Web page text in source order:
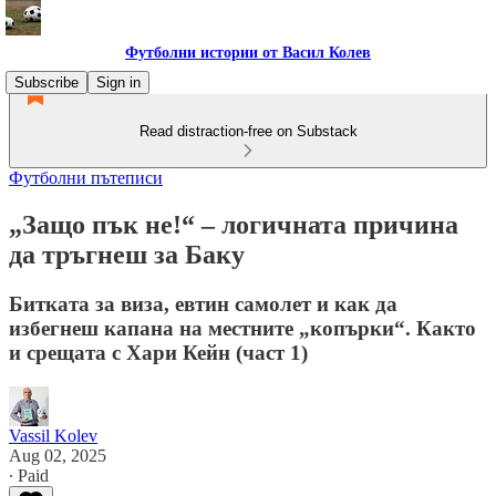
Футболни истории от Васил Колев
Subscribe
Sign in
Read distraction-free on Substack
Футболни пътеписи
„Защо пък не!“ – логичната причина
да тръгнеш за Баку
Битката за виза, евтин самолет и как да
избегнеш капана на местните „копърки“. Както
и срещата с Хари Кейн (част 1)
Vassil Kolev
Aug 02, 2025
∙ Paid